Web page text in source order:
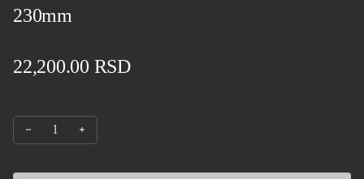
230mm
Standardna cena
22,200.00 RSD
Smanji količinu za Yaxell RAN Flexible Filleting knife 230mm